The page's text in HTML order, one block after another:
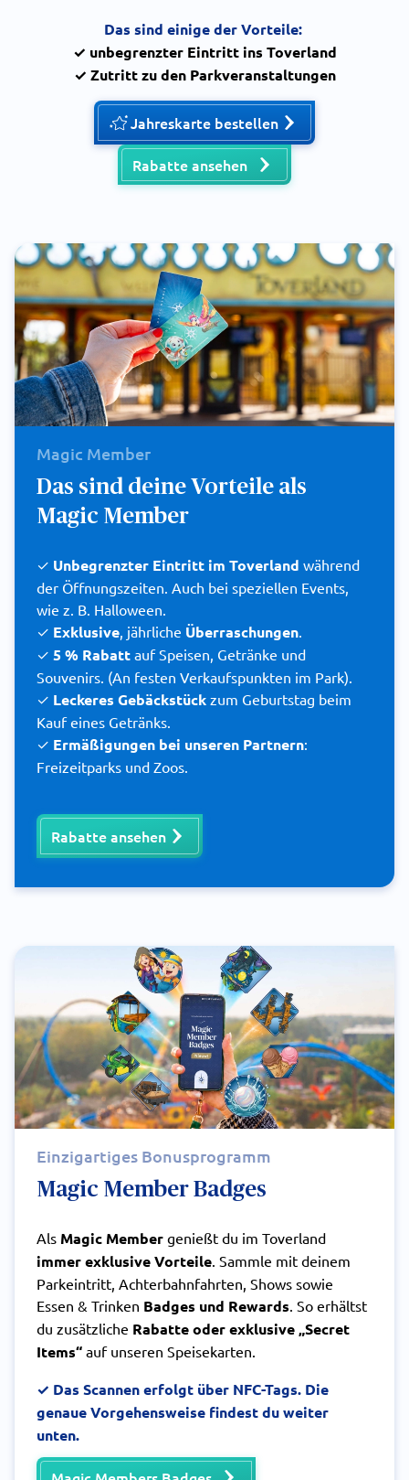
Das sind einige der Vorteile:
✓ unbegrenzter Eintritt ins Toverland
✓ Zutritt zu den Parkveranstaltungen
Jahreskarte bestellen
Rabatte ansehen
Magic Member
Das sind deine Vorteile als
Magic Member
✓ Unbegrenzter Eintritt im Toverland während
der Öffnungszeiten. Auch bei speziellen Events,
wie z. B. Halloween.
✓ Exklusive, jährliche Überraschungen.
✓ 5 % Rabatt auf Speisen, Getränke und
Souvenirs. (An festen Verkaufspunkten im Park).
✓ Leckeres Gebäckstück zum Geburtstag beim
Kauf eines Getränks.
✓ Ermäßigungen bei unseren Partnern:
Freizeitparks und Zoos.
Rabatte ansehen
Einzigartiges Bonusprogramm
Magic Member Badges
Als Magic Member genießt du im Toverland
immer exklusive Vorteile. Sammle mit deinem
Parkeintritt, Achterbahnfahrten, Shows sowie
Essen & Trinken Badges und Rewards. So erhältst
du zusätzliche Rabatte oder exklusive „Secret
Items“ auf unseren Speisekarten.
✓ Das Scannen erfolgt über NFC-Tags. Die
genaue Vorgehensweise findest du weiter
unten.